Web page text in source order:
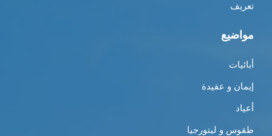
تعريف
مواضيع
أبائيات
إيمان و عقيدة
أعياد
طقوس و ليتورجيا